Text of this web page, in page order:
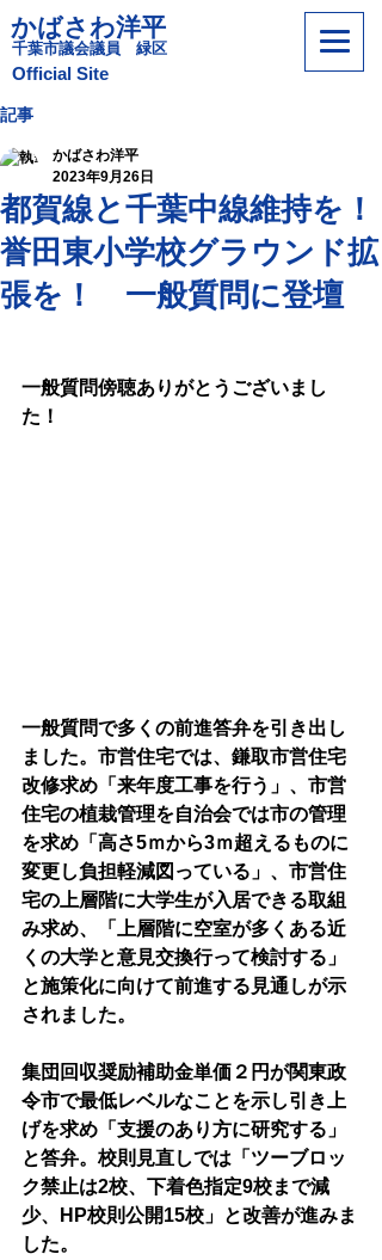
かばさわ洋平
​千葉市議会議員 緑区
​Official Site
記事
都賀線と千葉中線維持を！
誉田東小学校グラウンド拡
張を！ 一般質問に登壇
かばさわ洋平
2023年9月26日
一般質問傍聴ありがとうございまし
た！
一般質問で多くの前進答弁を引き出し
ました。市営住宅では、鎌取市営住宅
改修求め「来年度工事を行う」、市営
住宅の植栽管理を自治会では市の管理
を求め「高さ5ｍから3ｍ超えるものに
変更し負担軽減図っている」、市営住
宅の上層階に大学生が入居できる取組
み求め、「上層階に空室が多くある近
くの大学と意見交換行って検討する」
と施策化に向けて前進する見通しが示
されました。
集団回収奨励補助金単価２円が関東政
令市で最低レベルなことを示し引き上
げを求め「支援のあり方に研究する」
と答弁。校則見直しでは「ツーブロッ
ク禁止は2校、下着色指定9校まで減
少、HP校則公開15校」と改善が進みま
した。